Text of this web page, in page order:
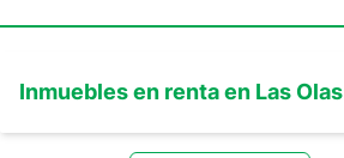
Inmuebles en rentaen Las Olas